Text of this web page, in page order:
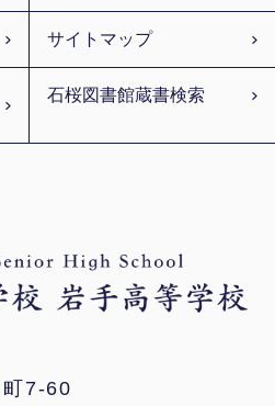
7-60
サイトマップ
石桜図書館蔵書検索